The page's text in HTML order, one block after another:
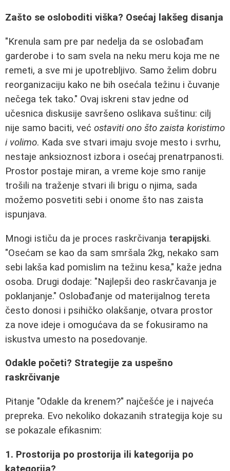
Zašto se osloboditi viška? Osećaj lakšeg disanja
"Krenula sam pre par nedelja da se oslobađam
garderobe i to sam svela na neku meru koja me ne
remeti, a sve mi je upotrebljivo. Samo želim dobru
reorganizaciju kako ne bih osećala težinu i čuvanje
nečega tek tako." Ovaj iskreni stav jedne od
učesnica diskusije savršeno oslikava suštinu: cilj
nije samo baciti, već ostaviti ono što zaista koristimo
i volimo. Kada sve stvari imaju svoje mesto i svrhu,
nestaje anksioznost izbora i osećaj prenatrpanosti.
Prostor postaje miran, a vreme koje smo ranije
trošili na traženje stvari ili brigu o njima, sada
možemo posvetiti sebi i onome što nas zaista
ispunjava.
Mnogi ističu da je proces raskrčivanja terapijski.
"Osećam se kao da sam smršala 2kg, nekako sam
sebi lakša kad pomislim na težinu kesa," kaže jedna
osoba. Drugi dodaje: "Najlepši deo raskrčavanja je
poklanjanje." Oslobađanje od materijalnog tereta
često donosi i psihičko olakšanje, otvara prostor
za nove ideje i omogućava da se fokusiramo na
iskustva umesto na posedovanje.
Odakle početi? Strategije za uspešno
raskrčivanje
Pitanje "Odakle da krenem?" najčešće je i najveća
prepreka. Evo nekoliko dokazanih strategija koje su
se pokazale efikasnim:
1. Prostorija po prostorija ili kategorija po